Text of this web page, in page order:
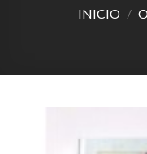
INICIO /